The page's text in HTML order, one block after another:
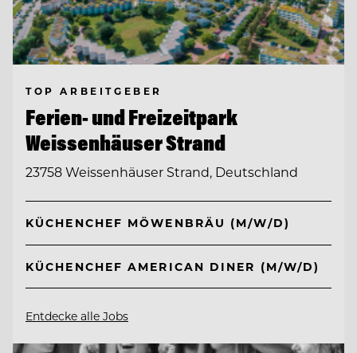
TOP ARBEITGEBER
Ferien- und Freizeitpark
Weissenhäuser Strand
23758 Weissenhäuser Strand, Deutschland
KÜCHENCHEF MÖWENBRÄU (M/W/D)
KÜCHENCHEF AMERICAN DINER (M/W/D)
Entdecke alle Jobs